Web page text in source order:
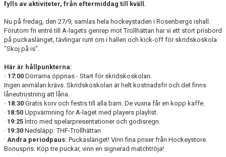
ALLMÄNHETENS ÅKNING
fylls av aktiviteter, från eftermiddag till kväll.
Nu på fredag, den 27/9, samlas hela hockeystaden i Rosenbergs ishall.
Förutom fri entré till A-lagets genrep mot Trollhättan har vi ett stort prisbord
på puckaslänget, tävlingar runt om i hallen och kick-off för skridskoskola
"Skoj på is".
Här är hållpunkterna:
· 17:00 Dörrarna öppnas - Start för skridskoskolan.
Ingen anmälan krävs. Skridskoskolan är helt kostnadsfri och det finns
låneutrustning att låna.
· 18:30 Gratis korv och festis till alla barn. De vuxna får en kopp kaffe.
· 18:50 Uppvärmning för A-laget med players playlist.
· 19:25 Intro med spelarpresentationer och godisregn.
· 19:30 Nedsläpp: THF-Trollhättan
· Andra periodpaus: Puckaslänget! Vinn fina priser från Hockeystore.
Bonuspris: Köp tre puckar, vinn en signerad matchtröja!